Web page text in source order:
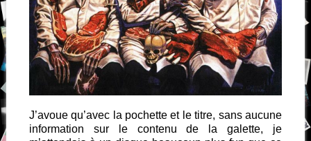
J’avoue qu’avec la pochette et le titre, sans aucune
information sur le contenu de la galette, je